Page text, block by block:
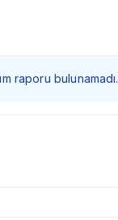
raporu bulunamadı.